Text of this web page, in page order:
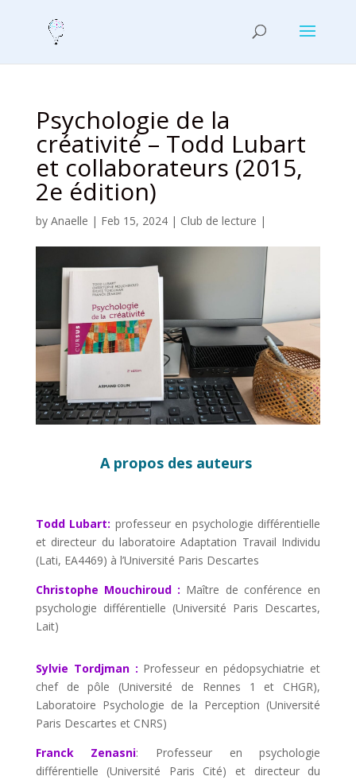
Psychologie de la
créativité – Todd Lubart
et collaborateurs (2015,
2e édition)
by Anaelle | Feb 15, 2024| Club de lecture |
A propos des auteurs
Todd Lubart: professeur en psychologie différentielle
et directeur du laboratoire Adaptation Travail Individu
(Lati, EA4469) à l’Université Paris Descartes
Christophe Mouchiroud : Maître de conférence en
psychologie différentielle (Université Paris Descartes,
Lait)
Sylvie Tordjman : Professeur en pédopsychiatrie et
chef de pôle (Université de Rennes 1 et CHGR),
Laboratoire Psychologie de la Perception (Université
Paris Descartes et CNRS)
Franck Zenasni: Professeur en psychologie
différentielle (Université Paris Cité) et directeur du